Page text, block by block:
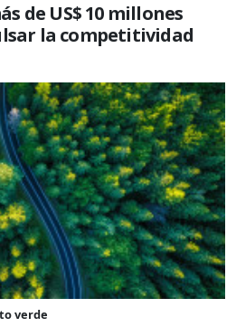
de US$ 10 millones
la competitividad
verde